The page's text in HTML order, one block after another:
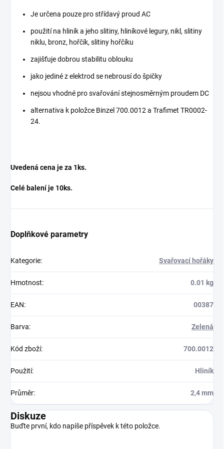
Je určena pouze pro střídavý proud AC
použití na hliník a jeho slitiny, hliníkové legury, nikl, slitiny
niklu, bronz, hořčík, slitiny hořčíku
zajišťuje dobrou stabilitu oblouku
jako jediné z elektrod se nebrousí do špičky
nejsou vhodné pro svařování stejnosměrným proudem DC
alternativa k položce Binzel 700.0012 a Trafimet TR0002-
24.
Uvedená cena je za 1ks.
Celé balení je 10ks.
Doplňkové parametry
Kategorie: Svařovací hořáky
Hmotnost: 0.01 kg
EAN: 00387
Barva: Zelená
Kód zboží: 700.0012
Použití: Hliník
Průměr: 2,4 mm
Diskuze
Buďte první, kdo napíše příspěvek k této položce.